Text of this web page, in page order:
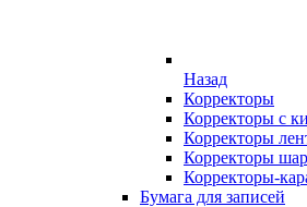
Назад
Корректоры
Корректоры с
Корректоры
Корректоры
Корректоры-
Бумага для записей